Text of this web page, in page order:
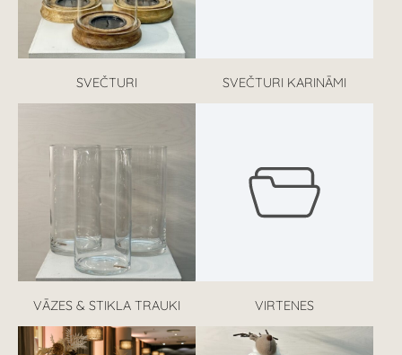
SVEČTURI SVEČTURI KARINĀMI
VĀZES & STIKLA TRAUKI VIRTENES